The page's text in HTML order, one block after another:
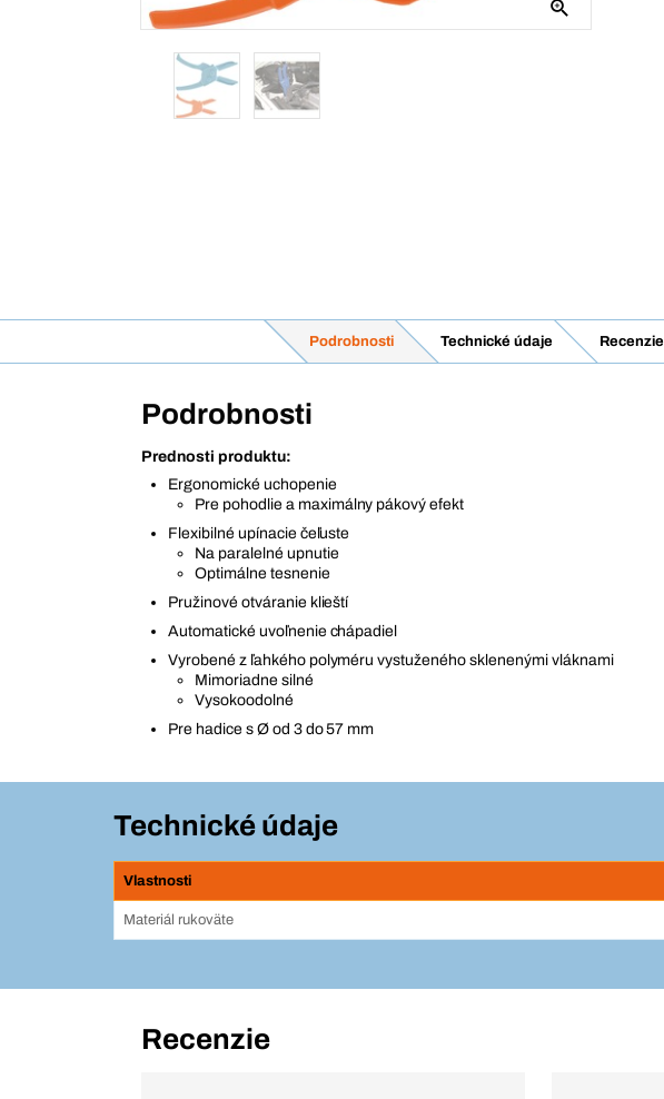
Podrobnosti Technické údaje Recenzie
Podrobnosti
Prednosti produktu:
Ergonomické uchopenie
Pre pohodlie a maximálny pákový efekt
Flexibilné upínacie čeľuste
Na paralelné upnutie
Optimálne tesnenie
Pružinové otváranie klieští
Automatické uvoľnenie chápadiel
Vyrobené z ľahkého polyméru vystuženého sklenenými vláknami
Mimoriadne silné
Vysokoodolné
Pre hadice s Ø od 3 do 57 mm
Technické údaje
Vlastnosti
Materiál rukoväte
Recenzie